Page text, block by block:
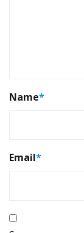
Name*
Email*